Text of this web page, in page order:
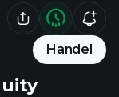
Handel